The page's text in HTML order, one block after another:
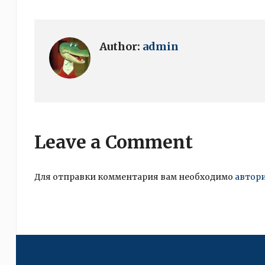
Author: admin
Leave a Comment
Для отправки комментария вам необходимо